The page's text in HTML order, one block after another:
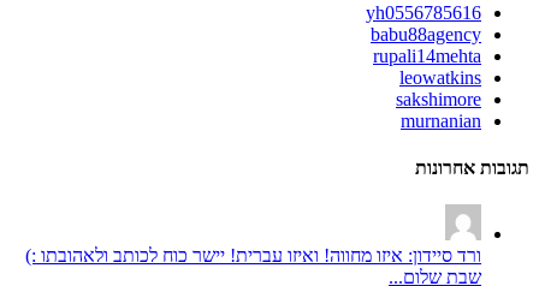
yh0556785616
babu88agency
rupali14mehta
leowatkins
sakshimore
murnanian
תגובות אחרונות
ורד סיידון: איזו מחווה! ואיזו עברית! יישר כוח לכותב ולאהובתו :)
שבת שלום...